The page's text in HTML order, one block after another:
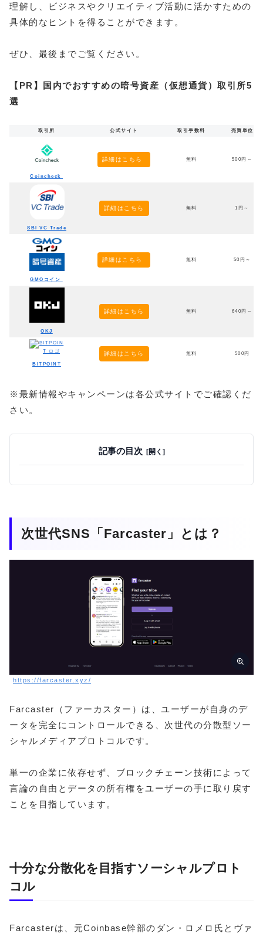
理解し、ビジネスやクリエイティブ活動に活かすための
具体的なヒントを得ることができます。
ぜひ、最後までご覧ください。
【PR】国内でおすすめの暗号資産（仮想通貨）取引所5
選
取引所 公式サイト 取引手数料 売買単位
Coincheck
詳細はこちら 無料 500円～
SBI VC Trade
詳細はこちら 無料 1円～
GMOコイン
詳細はこちら 無料 50円～
OKJ
詳細はこちら 無料 640円～
BITPOINT
詳細はこちら 無料 500円
※最新情報やキャンペーンは各公式サイトでご確認くだ
さい。
記事の目次
次世代SNS「Farcaster」とは？
https://farcaster.xyz/
Farcaster（ファーカスター）は、ユーザーが自身のデ
ータを完全にコントロールできる、次世代の分散型ソー
シャルメディアプロトコルです。
単一の企業に依存せず、ブロックチェーン技術によって
言論の自由とデータの所有権をユーザーの手に取り戻す
ことを目指しています。
十分な分散化を目指すソーシャルプロト
コル
Farcasterは、元Coinbase幹部のダン・ロメロ氏とヴァ